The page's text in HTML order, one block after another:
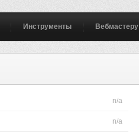
Инструменты Вебмастеру
n/a
n/a